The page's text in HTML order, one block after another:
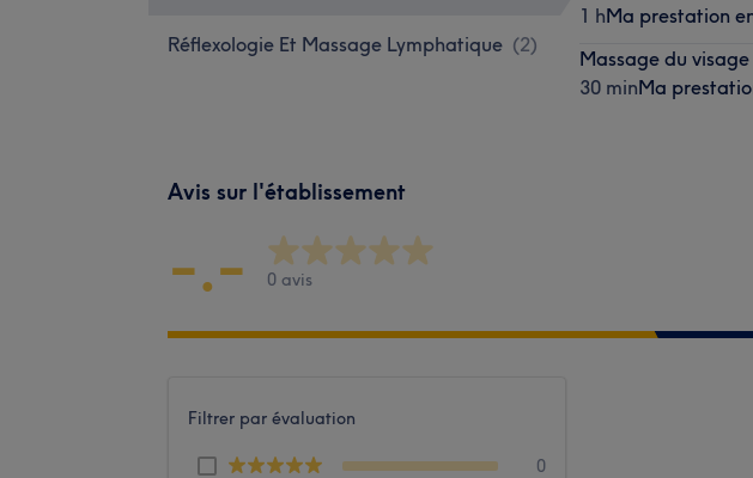
Réflexologie Et Massage Lymphatique (2)
1 hMa prestation
Massage du
30 minMa
Avis sur l'établissement
-.- 0 avis
Filtrer par évaluation
0